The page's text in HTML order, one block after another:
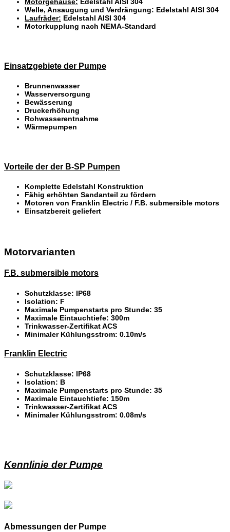
Welle, Ansaugung und Verdrängung: Edelstahl AISI 304
Laufräder: Edelstahl AISI 304
Motorkupplung nach NEMA-Standard
Einsatzgebiete der Pumpe
Brunnenwasser
Wasserversorgung
Bewässerung
Druckerhöhung
Rohwasserentnahme
Wärmepumpen
Vorteile der der B-SP Pumpen
Komplette Edelstahl Konstruktion
Fähig erhöhten Sandanteil zu fördern
Motoren von Franklin Electric / F.B. submersible motors
Einsatzbereit geliefert
Motorvarianten
F.B. submersible motors
Schutzklasse: IP68
Isolation: F
Maximale Pumpenstarts pro Stunde: 35
Maximale Eintauchtiefe: 300m
Trinkwasser-Zertifikat ACS
Minimaler Kühlungsstrom: 0.10m/s
Franklin Electric
Schutzklasse: IP68
Isolation: B
Maximale Pumpenstarts pro Stunde: 35
Maximale Eintauchtiefe: 150m
Trinkwasser-Zertifikat ACS
Minimaler Kühlungsstrom: 0.08m/s
Kennlinie der Pumpe
Abmessungen der Pumpe